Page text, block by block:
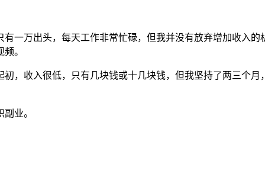
一万出头，每天工作非常忙碌，但我并没有放弃增加收入
。
，收入很低，只有几块钱或十几块钱，但我坚持了两三个
业。